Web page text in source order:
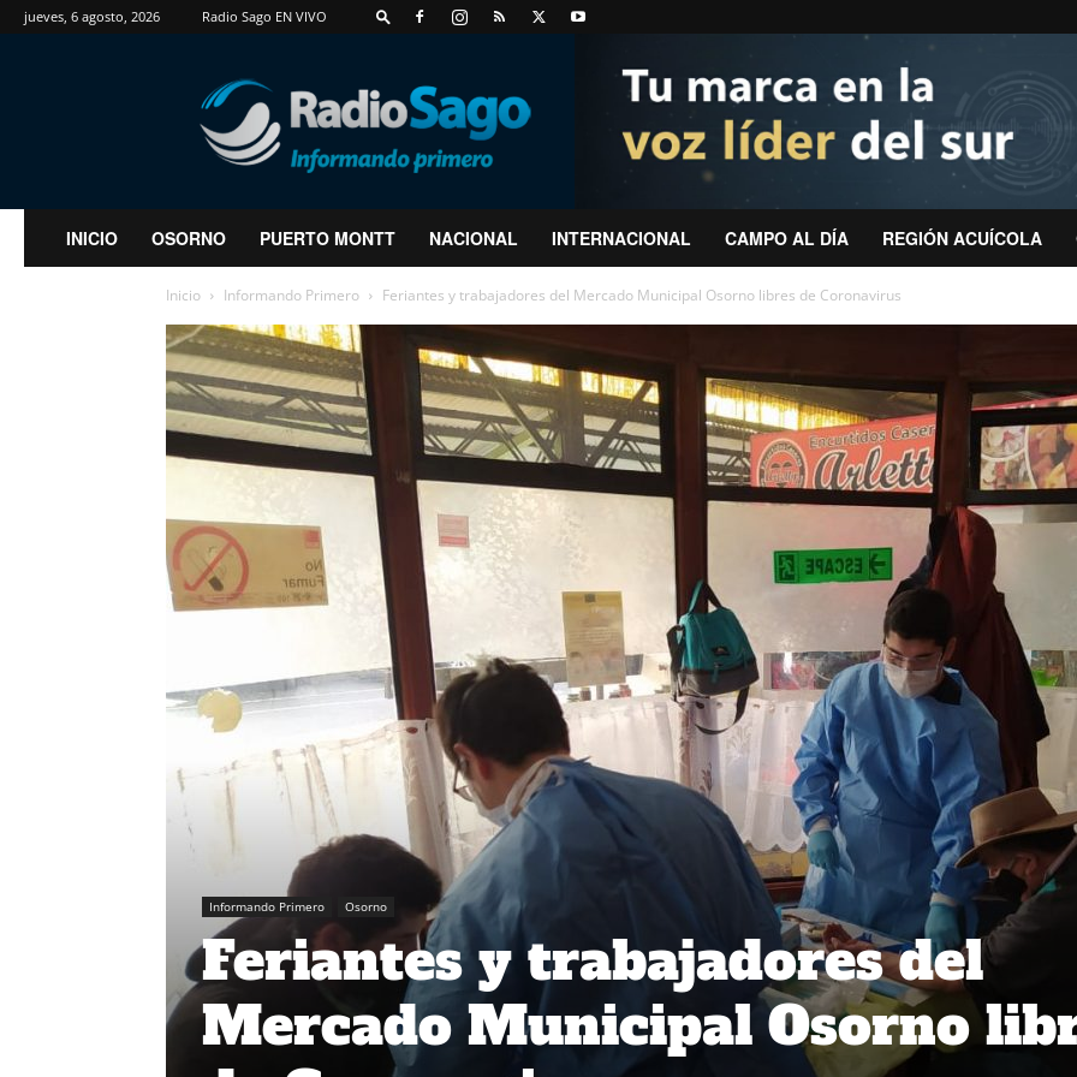
jueves, 6 agosto, 2026 Radio Sago EN VIVO
RadioSago
INICIO OSORNO PUERTO MONTT NACIONAL INTERNACIONAL CAMPO AL DÍA REGIÓN ACUÍCOLA
Inicio Informando Primero Feriantes y trabajadores del Mercado Municipal Osorno libres de Coronavirus
Informando Primero Osorno
Feriantes y trabajadores del
Mercado Municipal Osorno